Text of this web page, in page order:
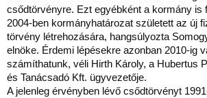
csődtörvényre. Ezt egyébként a kormány is
2004-ben kormányhatározat született az új
törvény létrehozására, hangsúlyozta
elnöke. Érdemi lépésekre azonban 2010-ig
számíthatunk, véli Hirth Károly, a Hubertus
és Tanácsadó Kft. ügyvezetője.
A jelenleg érvényben lévő csődtörvényt